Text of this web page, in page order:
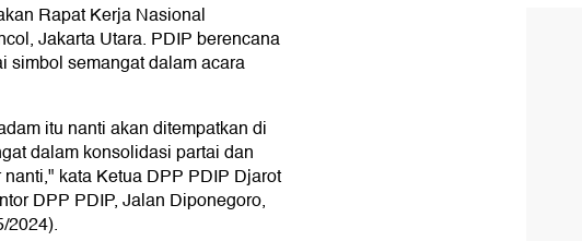
Rapat Kerja Nasional
Jakarta Utara. PDIP berencana
simbol semangat dalam acara
itu nanti akan ditempatkan di
dalam konsolidasi partai dan
kata Ketua DPP PDIP Djarot
DPP PDIP, Jalan Diponegoro,
2024).